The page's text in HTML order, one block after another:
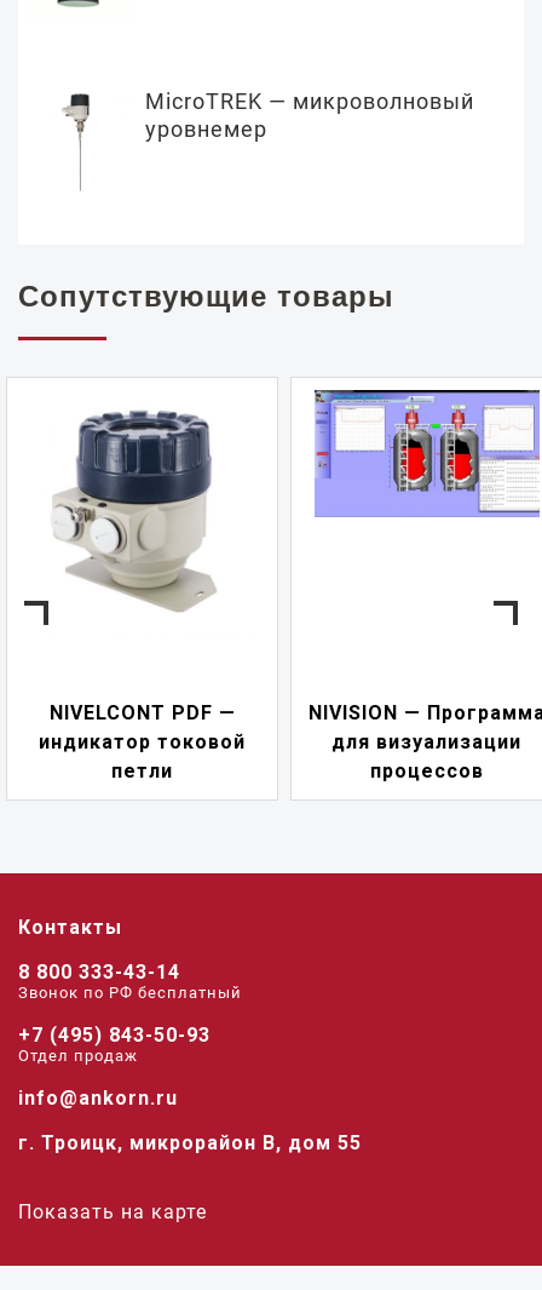
MicroTREK — микроволновый
уровнемер
Сопутствующие товары
NIVELCONT PDF —
индикатор токовой
петли
NIVISION —
для визуализации
процессов
Контакты
8 800 333-43-14
Звонок по РФ беcплатный
+7 (495) 843-50-93
Отдел продаж
info@ankorn.ru
г. Троицк, микрорайон В, дом 55
Показать на карте